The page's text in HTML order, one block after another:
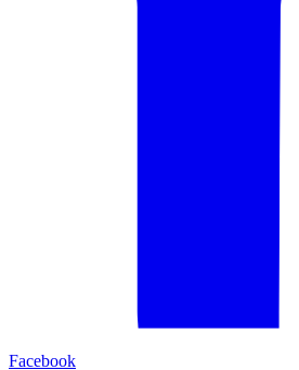
Facebook